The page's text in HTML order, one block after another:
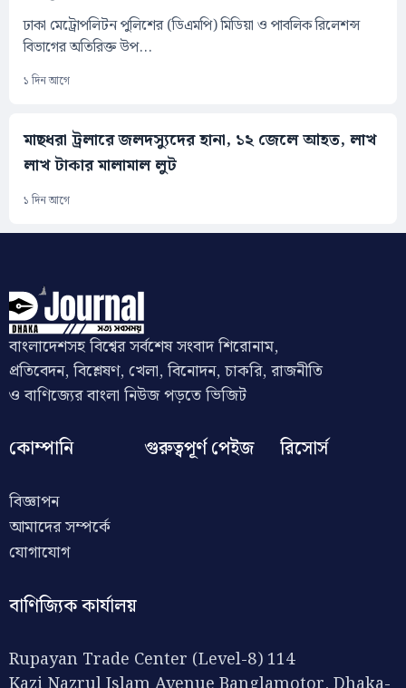
ঢাকা মেট্রোপলিটন পুলিশের (ডিএমপি) মিডিয়া ও পাবলিক রিলেশন্স
বিভাগের অতিরিক্ত উপ...
১ দিন আগে
মাছধরা ট্রলারে জলদস্যুদের হানা, ১২ জেলে আহত, লাখ
লাখ টাকার মালামাল লুট
১ দিন আগে
বাংলাদেশসহ বিশ্বের সর্বশেষ সংবাদ শিরোনাম,
প্রতিবেদন, বিশ্লেষণ, খেলা, বিনোদন, চাকরি, রাজনীতি
ও বাণিজ্যের বাংলা নিউজ পড়তে ভিজিট
কোম্পানি
বিজ্ঞাপন
আমাদের সম্পর্কে
যোগাযোগ
গুরুত্বপূর্ণ পেইজ রিসোর্স
বাণিজ্যিক কার্যালয়
Rupayan Trade Center (Level-8) 114